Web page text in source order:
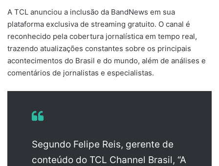
A TCL anunciou a inclusão da BandNews em sua
plataforma exclusiva de streaming gratuito. O canal é
reconhecido pela cobertura jornalística em tempo real,
trazendo atualizações constantes sobre os principais
acontecimentos do Brasil e do mundo, além de análises e
comentários de jornalistas e especialistas.
Segundo Felipe Reis, gerente de
conteúdo do TCL Channel Brasil, “A